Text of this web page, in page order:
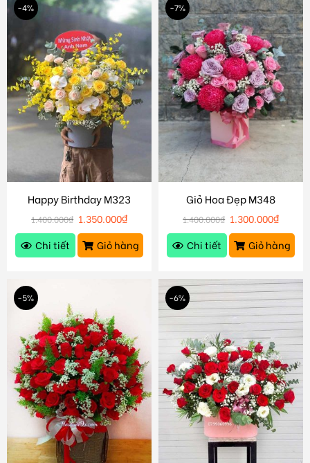
-4%
Happy Birthday M323
1.400.000₫ 1.350.000₫
Chi tiết
Giỏ hàng
-7%
Giỏ Hoa Đẹp M348
1.400.000₫ 1.300.000₫
Chi tiết
Giỏ hàng
-5% -6%